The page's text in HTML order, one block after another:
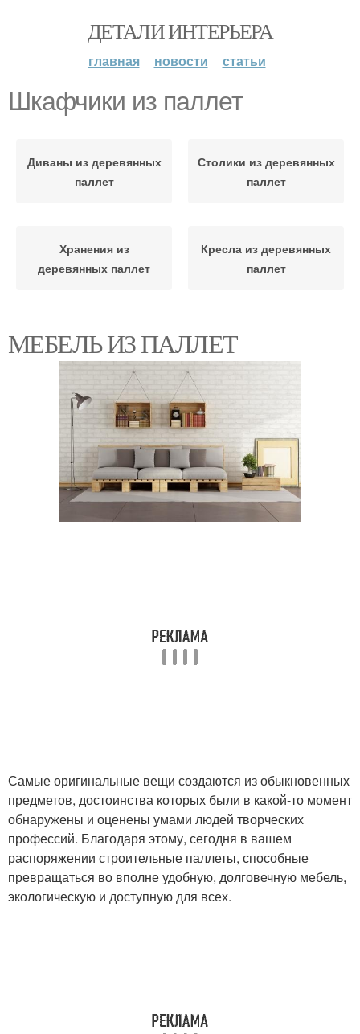
ДЕТАЛИ ИНТЕРЬЕРА
главная новости статьи
Шкафчики из паллет
Диваны из деревянных
паллет
Столики из деревянных
паллет
Хранения из
деревянных паллет
Кресла из деревянных
паллет
МЕБЕЛЬ ИЗ ПАЛЛЕТ
Самые оригинальные вещи создаются из обыкновенных
предметов, достоинства которых были в какой-то момент
обнаружены и оценены умами людей творческих
профессий. Благодаря этому, сегодня в вашем
распоряжении строительные паллеты, способные
превращаться во вполне удобную, долговечную мебель,
экологическую и доступную для всех.